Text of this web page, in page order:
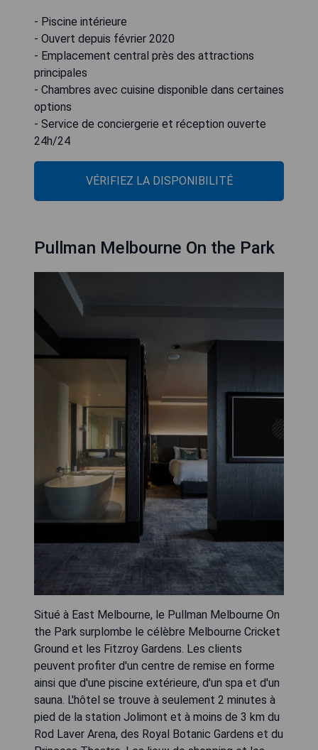
- Piscine intérieure
- Ouvert depuis février 2020
- Emplacement central près des attractions
principales
- Chambres avec cuisine disponible dans certaines
options
- Service de conciergerie et réception ouverte
24h/24
VÉRIFIEZ LA DISPONIBILITÉ
Pullman Melbourne On the Park
Situé à East Melbourne, le Pullman Melbourne On
the Park surplombe le célèbre Melbourne Cricket
Ground et les Fitzroy Gardens. Les clients
peuvent profiter d'un centre de remise en forme
ainsi que d'une piscine extérieure, d'un spa et d'un
sauna. L'hôtel se trouve à seulement 2 minutes à
pied de la station Jolimont et à moins de 3 km du
Rod Laver Arena, des Royal Botanic Gardens et du